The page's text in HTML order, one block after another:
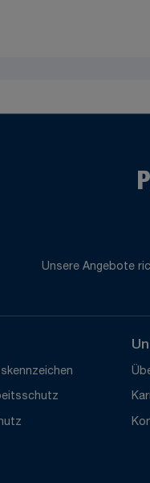
Unsere Angebote